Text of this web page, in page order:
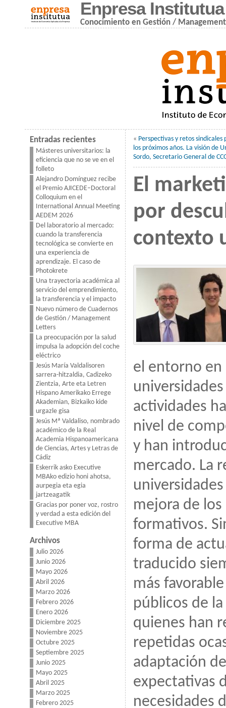
Enpresa Institutua
Conocimiento en Gestión /
Entradas recientes
Másteres universitarios: la
eficiencia que no se ve en el
folleto
Alejandro Domínguez recibe
el Premio AJICEDE–Doctoral
Colloquium en el
International Annual Meeting
AEDEM 2026
Del laboratorio al mercado:
cuando la transferencia
tecnológica se convierte en
una experiencia de
aprendizaje. El caso de
Photokrete
Una trayectoria académica al
servicio del emprendimiento,
la transferencia y el impacto
Nuevo número de Cuadernos
de Gestión / Management
Letters
La preocupación por la salud
impulsa la adopción del coche
eléctrico
Jesús María Valdalisoren
sarrera-hitzaldia, Cadizeko
Zientzia, Arte eta Letren
Hispano Amerikako Errege
Akademian, Bizkaiko kide
urgazle gisa
Jesús Mª Valdaliso, nombrado
académico de la Real
Academia Hispanoamericana
de Ciencias, Artes y Letras de
Cádiz
Eskerrik asko Executive
MBAko edizio honi ahotsa,
aurpegia eta egia
jartzeagatik
Gracias por poner voz, rostro
y verdad a esta edición del
Executive MBA
Archivos
Julio 2026
Junio 2026
Mayo 2026
Abril 2026
Marzo 2026
Febrero 2026
Enero 2026
Diciembre 2025
Noviembre 2025
Octubre 2025
Septiembre 2025
Junio 2025
Mayo 2025
Abril 2025
Marzo 2025
Febrero 2025
« Perspectivas y retos sindicales
los próximos años. La visión de
Sordo, Secretario General de
El
por
contexto
el entorno en
actividades
nivel de
y han
mercado. La
mejora de
formativos.
forma de
traducido
más
públicos de
quienes han
repetidas
adaptación
expectativas
necesidades